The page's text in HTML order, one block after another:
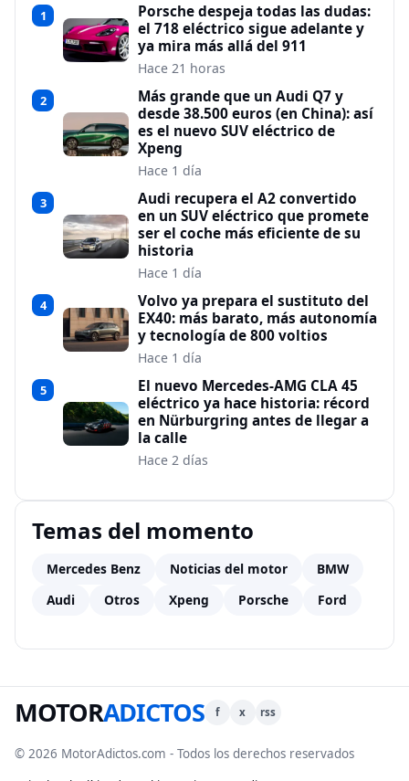
1
Porsche despeja todas las dudas:
el 718 eléctrico sigue adelante y
ya mira más allá del 911
Hace 21 horas
2
Más grande que un Audi Q7 y
desde 38.500 euros (en China): así
es el nuevo SUV eléctrico de
Xpeng
Hace 1 día
3
Audi recupera el A2 convertido
en un SUV eléctrico que promete
ser el coche más eficiente de su
historia
Hace 1 día
4
Volvo ya prepara el sustituto del
EX40: más barato, más autonomía
y tecnología de 800 voltios
Hace 1 día
5
El nuevo Mercedes-AMG CLA 45
eléctrico ya hace historia: récord
en Nürburgring antes de llegar a
la calle
Hace 2 días
Temas del momento
Mercedes Benz Noticias del motor
BMW
Audi
Otros Xpeng Porsche Ford
MOTORADICTOS f x rss
© 2026 MotorAdictos.com - Todos los derechos reservados